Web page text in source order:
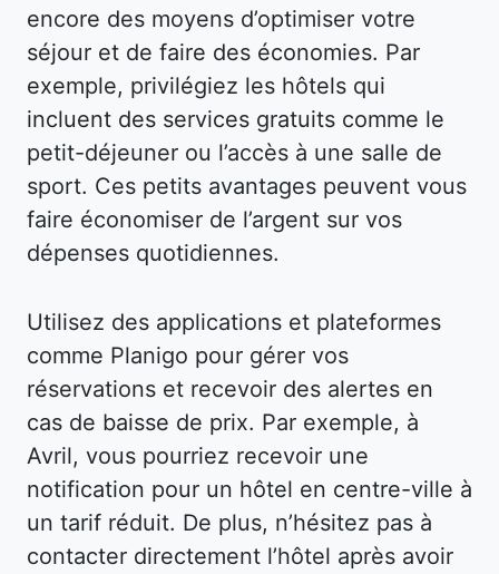
encore des moyens d’optimiser votre
séjour et de faire des économies. Par
exemple, privilégiez les hôtels qui
incluent des services gratuits comme le
petit-déjeuner ou l’accès à une salle de
sport. Ces petits avantages peuvent vous
faire économiser de l’argent sur vos
dépenses quotidiennes.
Utilisez des applications et plateformes
comme Planigo pour gérer vos
réservations et recevoir des alertes en
cas de baisse de prix. Par exemple, à
Avril, vous pourriez recevoir une
notification pour un hôtel en centre-ville à
un tarif réduit. De plus, n’hésitez pas à
contacter directement l’hôtel après avoir